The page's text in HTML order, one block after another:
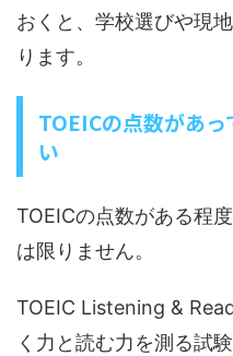
おくと、学校選びや現
ります。
TOEICの点数があ
い
TOEICの点数がある程
は限りません。
TOEIC Listening &
く力と読む力を測る試験